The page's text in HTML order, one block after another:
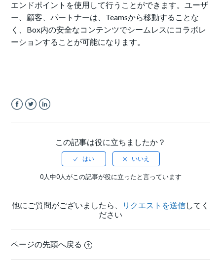
エンドポイントを使用して行うことができます。ユーザ
ー、顧客、パートナーは、Teamsから移動することな
く、Box内の安全なコンテンツでシームレスにコラボレ
ーションすることが可能になります。
この記事は役に立ちましたか？
0人中0人がこの記事が役に立ったと言っています
他にご質問がございましたら、 リクエストを送信してく
ださい
ページの先頭へ戻る